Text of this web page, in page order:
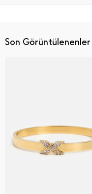
Son Görüntülenenler